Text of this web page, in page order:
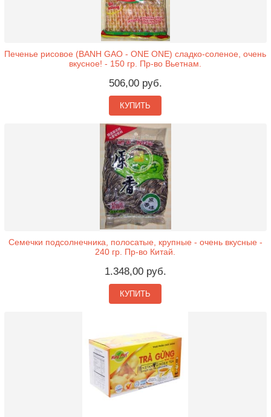
Печенье рисовое (BANH GAO - ONE ONE) сладко-соленое, очень
вкусное! - 150 гр. Пр-во Вьетнам.
506,00 руб.
КУПИТЬ
Семечки подсолнечника, полосатые, крупные - очень вкусные -
240 гр. Пр-во Китай.
1.348,00 руб.
КУПИТЬ